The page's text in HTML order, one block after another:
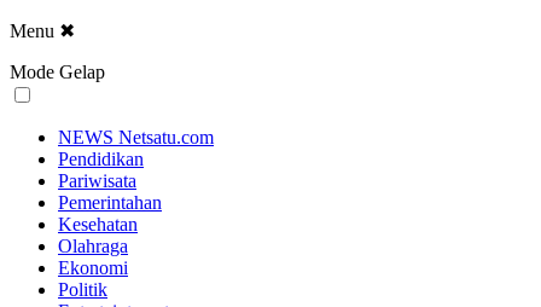
Menu ✖
Mode Gelap
NEWS Netsatu.com
Pendidikan
Pariwisata
Pemerintahan
Kesehatan
Olahraga
Ekonomi
Politik